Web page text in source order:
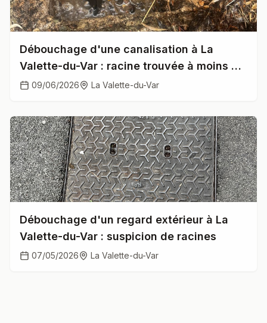
Débouchage d'une canalisation à La
Valette-du-Var : racine trouvée à moins de
30 cm du sipho...
09/06/2026 La Valette-du-Var
Débouchage d'un regard extérieur à La
Valette-du-Var : suspicion de racines
07/05/2026 La Valette-du-Var